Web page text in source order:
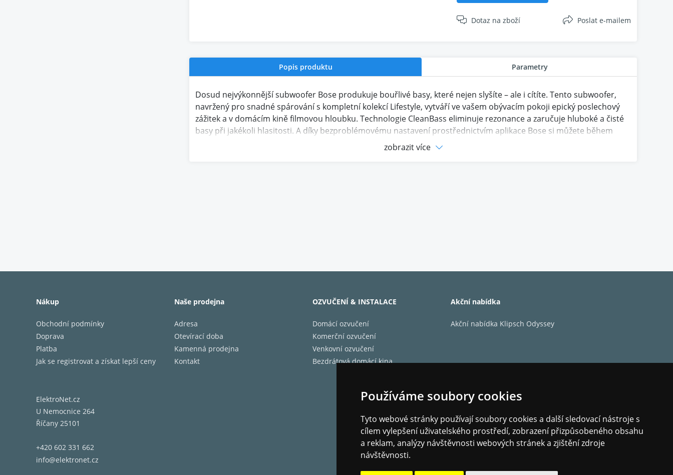
Používáme soubory cookies
Tyto webové stránky používají soubory cookies a další sledovací nástroje s
cílem vylepšení uživatelského prostředí, zobrazení přizpůsobeného obsahu
a reklam, analýzy návštěvnosti webových stránek a zjištění zdroje
návštěvnosti.
Dotaz na zboží Poslat e-mailem
Popis produktu Parametry
Dosud nejvýkonnější subwoofer Bose produkuje bouřlivé basy, které nejen slyšíte – ale i cítíte. Tento subwoofer,
navržený pro snadné spárování s kompletní kolekcí Lifestyle, vytváří ve vašem obývacím pokoji epický poslechový
zážitek a v domácím kině filmovou hloubku. Technologie CleanBass eliminuje rezonance a zaručuje hluboké a čisté
basy při jakékoli hlasitosti. A díky bezproblémovému nastavení prostřednictvím aplikace Bose si můžete během
Bezdrátové připojení
Bezdrátové připojení
zobrazit více
Nákup
Obchodní podmínky
Doprava
Platba
Jak se registrovat a získat lepší ceny
Naše prodejna
Adresa
Otevírací doba
Kamenná prodejna
Kontakt
OZVUČENÍ & INSTALACE
Domácí ozvučení
Komerční ozvučení
Venkovní ozvučení
Bezdrátová domácí kina
Akční nabídka
Akční nabídka Klipsch Odyssey
ElektroNet.cz
U Nemocnice 264
Říčany 25101
+420 602 331 662
info@elektronet.cz